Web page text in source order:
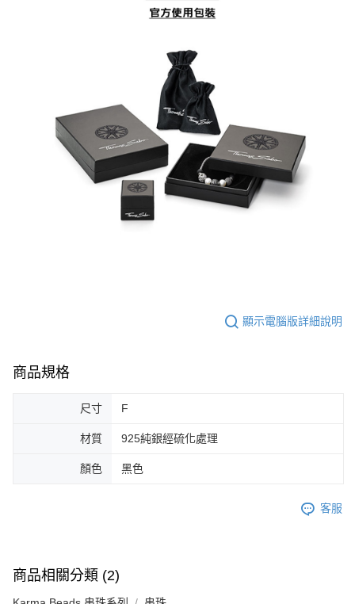
顯示電腦版詳細說明
商品規格
尺寸 F
材質 925純銀經硫化處理
顏色 黑色
客服
商品相關分類 (2)